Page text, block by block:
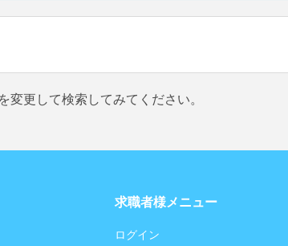
更して検索してみてください。
求職者様メニュー
ログイン